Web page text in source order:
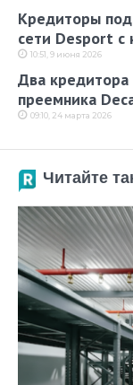
Кредиторы
сети Desport с
10:51, 9 июня 2026
Два кредитора
преемника
09:10, 24 марта 2026
Читайте